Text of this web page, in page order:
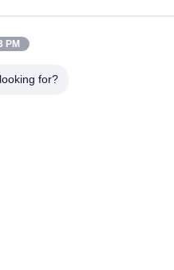
WILDING,83-93
PM
for?